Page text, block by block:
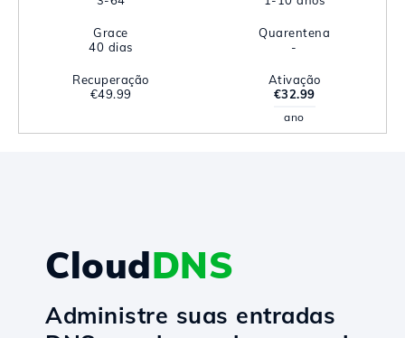
Grace
40 dias
Quarentena
-
Recuperação
€49.99
Ativação
€32.99
ano
CloudDNS
Administre suas entradas